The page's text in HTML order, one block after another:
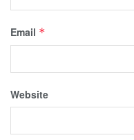
Email *
Website